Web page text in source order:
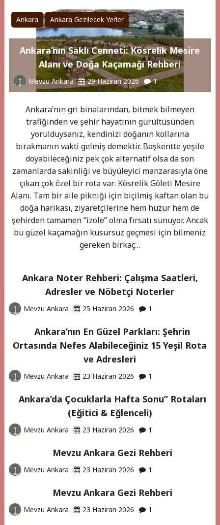
Ankara Ankara Gezilecek Yerler
Ankara’nın Saklı Cenneti: Kösrelik Mesire
Alanı ve Doğa Kaçamağı Rehberi
Mevzu Ankara 29 Haziran 2026 1
Ankara’nın gri binalarından, bitmek bilmeyen
trafiğinden ve şehir hayatının gürültüsünden
yorulduysanız, kendinizi doğanın kollarına
bırakmanın vakti gelmiş demektir. Başkentte yeşile
doyabileceğiniz pek çok alternatif olsa da son
zamanlarda sakinliği ve büyüleyici manzarasıyla öne
çıkan çok özel bir rota var: Kösrelik Göleti Mesire
Alanı. Tam bir aile pikniği için biçilmiş kaftan olan bu
doğa harikası, ziyaretçilerine hem huzur hem de
şehirden tamamen “izole” olma fırsatı sunuyor. Ancak
bu güzel kaçamağın kusursuz geçmesi için bilmeniz
gereken birkaç…
Ankara Noter Rehberi: Çalışma Saatleri,
Adresler ve Nöbetçi Noterler
Mevzu Ankara 25 Haziran 2026 1
Ankara’nın En Güzel Parkları: Şehrin
Ortasında Nefes Alabileceğiniz 15 Yeşil Rota
ve Adresleri
Mevzu Ankara 23 Haziran 2026 1
Ankara’da Çocuklarla Hafta Sonu” Rotaları
(Eğitici & Eğlenceli)
Mevzu Ankara 23 Haziran 2026 1
Mevzu Ankara Gezi Rehberi
Mevzu Ankara 23 Haziran 2026 1
Mevzu Ankara Gezi Rehberi
Mevzu Ankara 23 Haziran 2026 1